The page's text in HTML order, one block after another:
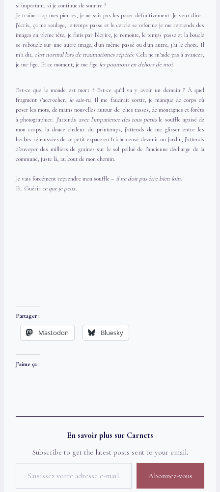
si important, si je continue de sourire ?
Je traine trop mes pierres, je ne sais pas les poser définitivement. Je veux dire..
j’écris, ça me soulage, le temps passe et le cercle se reforme je me reprends des
images en pleine tête, je finis par l’écrire, je remonte, le temps passe et la boucle
se reboucle sur une autre image, d’un même passé ou d’un autre, j’ai le choix. Il
m’a dit, c’est normal lors de traumatismes répétés. Cela ne m’aide pas à avancer,
je me fige. Et ce moment, je me fige les poumons en dehors de moi.
Est-ce que le monde est mort ? Est-ce qu’il va y avoir un demain ? À quel
fragment s’accrocher, le sais-tu. Il me faudrait sortir, je manque de corps où
poser les mots, de mains nouvelles autour de jolies tasses, de montagnes et forêts
à photographier. J’attends avec l’impatience des tous petitsle souffle apaisé de
mon corps, la douce chaleur du printemps, j’attends de me glisser entre les
herbes réhaussées de ce petit espace en friche censé devenir un jardin, j’attends
d’envoyer des milliers de graines sur le sol pollué de l’ancienne décharge de la
commune, juste là, au bout de mon chemin.
Je vais forcément reprendre mon souffle – il ne doit pas être bien loin.
Et. Guérir ce que je peux.
Partager :
Mastodon Bluesky
J’aime ça :
En savoir plus sur Carnets
Subscribe to get the latest posts sent to your email.
Saisissez votre adresse e-mail…
Abonnez-vous